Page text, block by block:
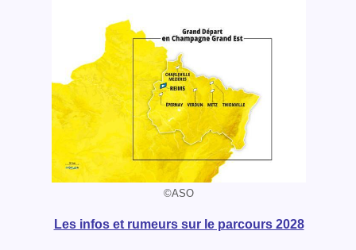
©ASO
Les infos et rumeurs sur le parcours 2028